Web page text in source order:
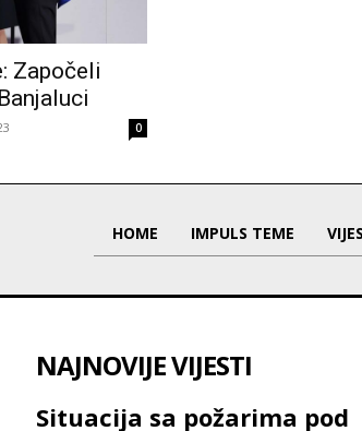
Započeli
0
HOME IMPULS TEME
NAJNOVIJE VIJESTI
Situacija sa požarima pod